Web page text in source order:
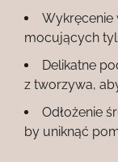
Wykręcenie
mocujących
Delikatne
z tworzywa,
Odłożenie
by uniknąć